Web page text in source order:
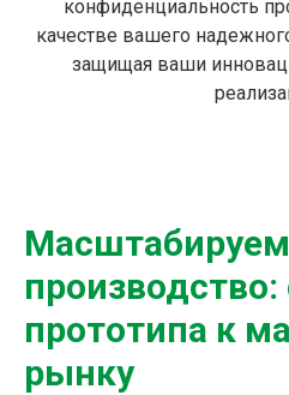
конфиденциальность
качестве вашего
защищая ваши
производство:
прототипа к
рынку